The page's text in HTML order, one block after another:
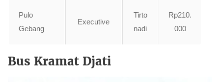
Pulo
Gebang
Executive
Tirto
nadi
Rp210.
000
Bus Kramat Djati